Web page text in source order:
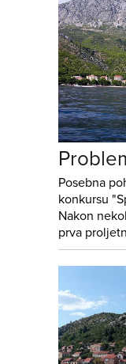
Posebna
konkursu
Nakon
prva